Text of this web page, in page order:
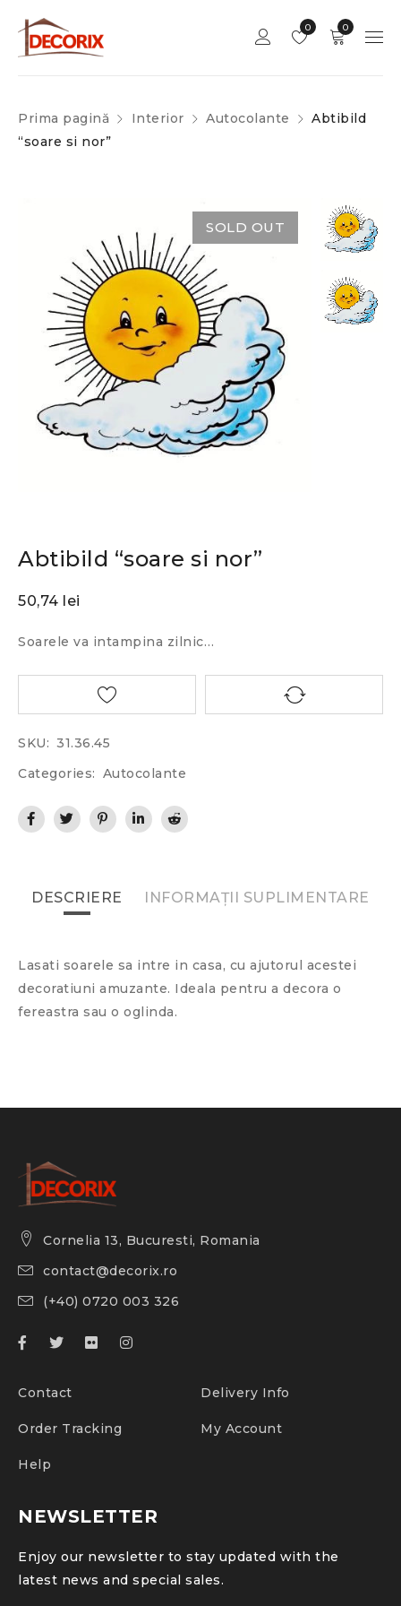
0
0
Prima pagină Interior Autocolante
Abtibild
“soare si nor”
SOLD OUT
Abtibild “soare si nor”
50,74 lei
Soarele va intampina zilnic…
SKU: 31.36.45
Categories: Autocolante
DESCRIERE INFORMAȚII SUPLIMENTARE
Lasati soarele sa intre in casa, cu ajutorul acestei
decoratiuni amuzante. Ideala pentru a decora o
fereastra sau o oglinda.
Cornelia 13, Bucuresti, Romania
contact@decorix.ro
(+40) 0720 003 326
Contact Delivery Info
Order Tracking My Account
Help
NEWSLETTER
Enjoy our newsletter to stay updated with the
latest news and special sales.